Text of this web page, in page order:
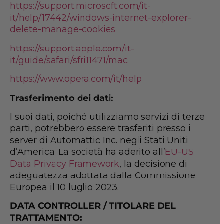
https://support.microsoft.com/it-
it/help/17442/windows-internet-explorer-
delete-manage-cookies
https://support.apple.com/it-
it/guide/safari/sfri11471/mac
https://www.opera.com/it/help
Trasferimento dei dati:
I suoi dati, poiché utilizziamo servizi di terze
parti, potrebbero essere trasferiti presso i
server di Automattic Inc. negli Stati Uniti
d’America. La società ha aderito all’EU-US
Data Privacy Framework, la decisione di
adeguatezza adottata dalla Commissione
Europea il 10 luglio 2023.
DATA CONTROLLER / TITOLARE DEL
TRATTAMENTO: